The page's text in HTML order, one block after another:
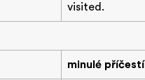
visited.
minulé příčestí